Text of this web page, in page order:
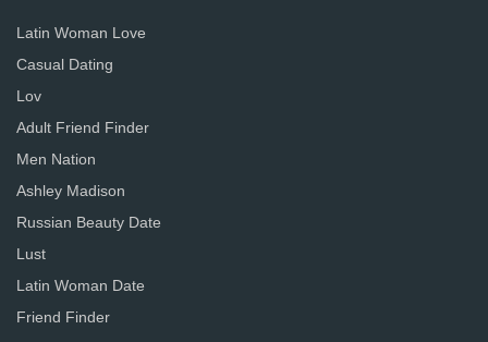
Latin Woman Love
Casual Dating
Lov
Adult Friend Finder
Men Nation
Ashley Madison
Russian Beauty Date
Lust
Latin Woman Date
Friend Finder